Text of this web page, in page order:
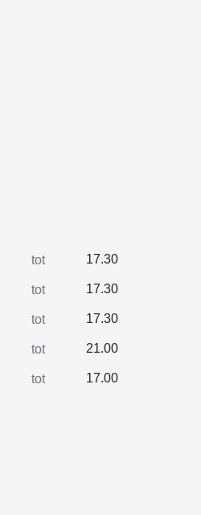
tot 17.30
tot 17.30
tot 17.30
tot 21.00
tot 17.00